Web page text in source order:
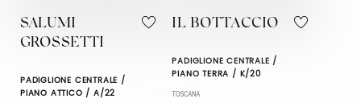
SALUMI
GROSSETTI
PADIGLIONE CENTRALE /
PIANO ATTICO / A/22
IL BOTTACCIO
PADIGLIONE CENTRALE /
PIANO TERRA / K/20
TOSCANA